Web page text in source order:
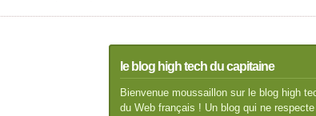
le blog high tech du capitaine
Bienvenue moussaillon sur le blog high
du Web français ! Un blog qui ne